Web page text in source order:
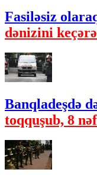
Fasiləsiz
dənizini
Banqladeşdə
toqquşub, 8